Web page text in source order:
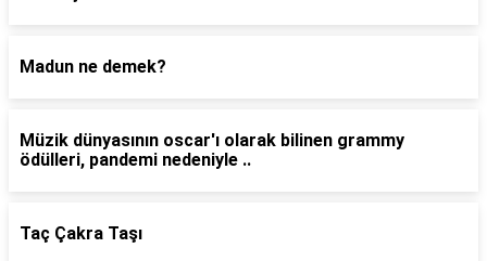
Madun ne demek?
Müzik dünyasının oscar'ı olarak bilinen grammy
ödülleri, pandemi nedeniyle ..
Taç Çakra Taşı